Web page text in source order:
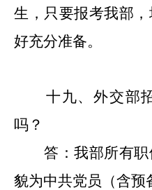
生，只要报考我部 ，
好充分准备。
十九、外交部
吗？
答：我部所有
貌为中共党员（含预